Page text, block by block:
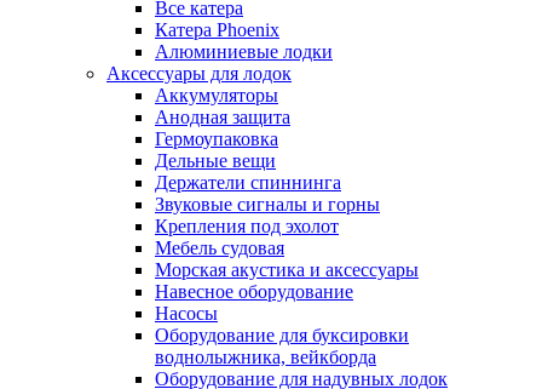
Все катера
Катера Phoenix
Алюминиевые лодки
Аксессуары для лодок
Аккумуляторы
Анодная защита
Гермоупаковка
Дельные вещи
Держатели спиннинга
Звуковые сигналы и горны
Крепления под эхолот
Мебель судовая
Морская акустика и аксессуары
Навесное оборудование
Насосы
Оборудование для буксировки
воднолыжника, вейкборда
Оборудование для надувных лодок